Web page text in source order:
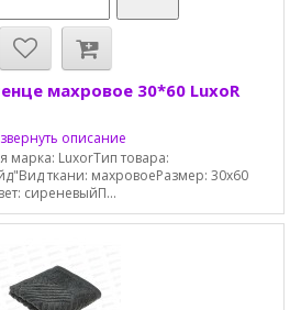
махровое 30*60 LuxoR
описание
марка: LuxorТип товара:
ткани: махровоеРазмер: 30х60
сиреневыйП...